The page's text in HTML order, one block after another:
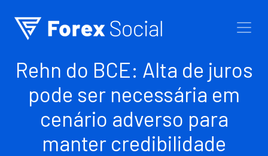
Rehn do BCE: Alta de juros
pode ser necessária em
cenário adverso para
manter credibilidade